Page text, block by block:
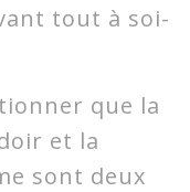
tout à soi-
que la
et la
sont deux